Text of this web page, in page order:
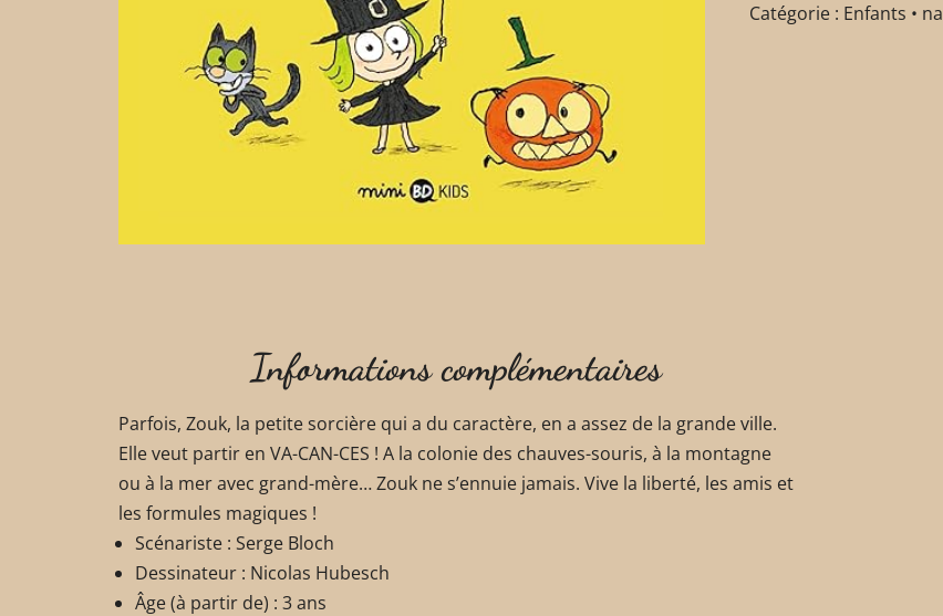
Catégorie : Enfants •
Informations complémentaires
Parfois, Zouk, la petite sorcière qui a du caractère, en a assez de la grande ville.
Elle veut partir en VA-CAN-CES ! A la colonie des chauves-souris, à la montagne
ou à la mer avec grand-mère… Zouk ne s’ennuie jamais. Vive la liberté, les amis et
les formules magiques !
Scénariste : Serge Bloch
Dessinateur : Nicolas Hubesch
Âge (à partir de) : 3 ans